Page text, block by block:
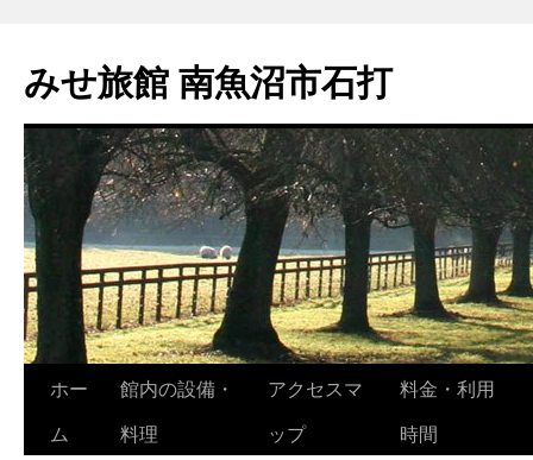
テ
ン
ス
キ
ッ
プ
みせ旅館 南魚沼市石打
ホー
ム
館内の設備・
料理
アクセスマ
ップ
料金・利用
時間